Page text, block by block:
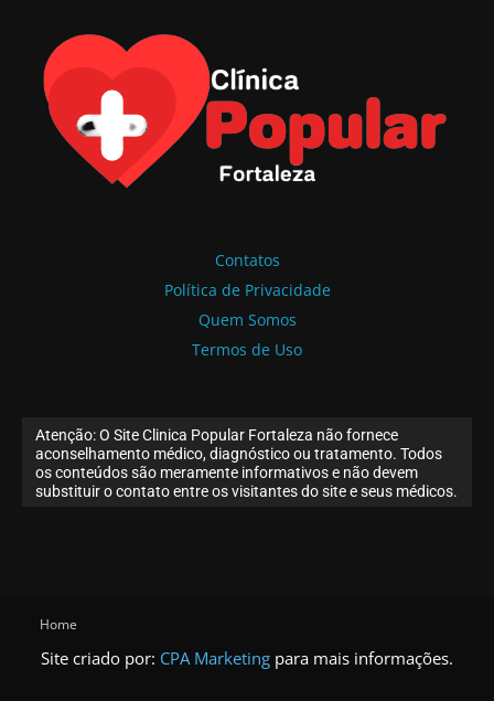
Contatos
Política de Privacidade
Quem Somos
Termos de Uso
Atenção: O Site Clinica Popular Fortaleza não fornece
aconselhamento médico, diagnóstico ou tratamento. Todos
os conteúdos são meramente informativos e não devem
substituir o contato entre os visitantes do site e seus médicos.
Home
Site criado por: CPA Marketing para mais informações.